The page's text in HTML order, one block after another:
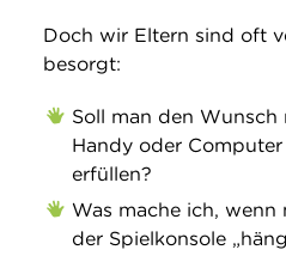
Doch wir Eltern sind oft
besorgt:
Soll man den Wunsch
Handy oder
erfüllen?
Was mache ich,
der Spielkonsole